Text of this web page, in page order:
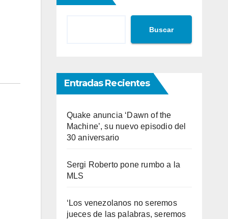
Buscar
Entradas Recientes
Quake anuncia ‘Dawn of the
Machine’, su nuevo episodio del
30 aniversario
Sergi Roberto pone rumbo a la
MLS
‘Los venezolanos no seremos
jueces de las palabras, seremos